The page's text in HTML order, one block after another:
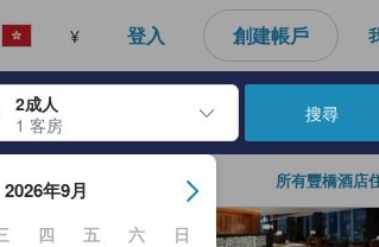
¥ 登入 創建帳戶
2成人
1 客房
使用Enter鍵選擇日期後，入住日期將會選取
2026年9月
四 五 六
日
搜尋
所有豐橋酒店